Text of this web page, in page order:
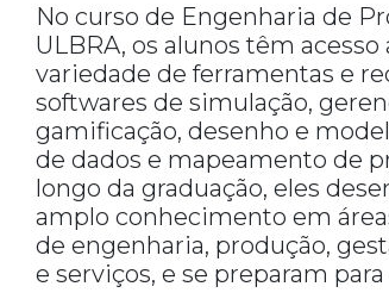
No curso de Engenharia de
ULBRA, os alunos têm acesso
variedade de ferramentas e
softwares de simulação,
gamificação, desenho e
de dados e mapeamento de
longo da graduação, eles
amplo conhecimento em
de engenharia, produção,
e serviços, e se preparam